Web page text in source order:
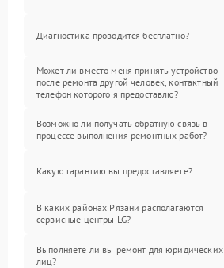
Диагностика проводится бесплатно?
Может ли вместо меня принять устройство
после ремонта другой человек, контактный
телефон которого я предоставлю?
Возможно ли получать обратную связь в
процессе выполнения ремонтных работ?
Какую гарантию вы предоставляете?
В каких районах Рязани располагаются
сервисные центры LG?
Выполняете ли вы ремонт для юридических
лиц?